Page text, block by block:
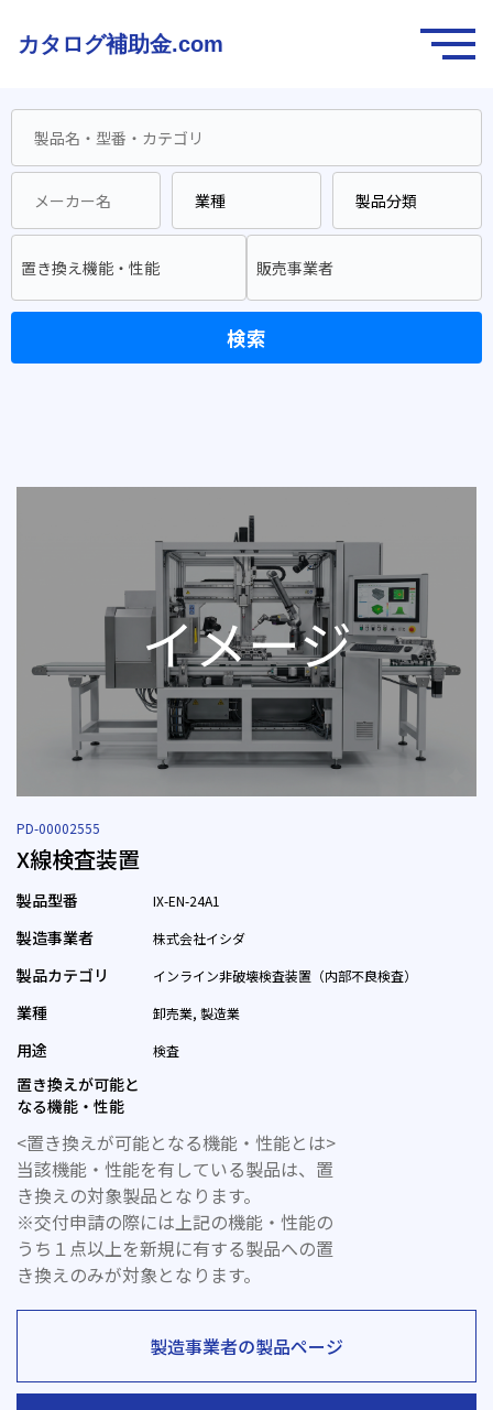
カタログ補助金.com
置き換え機能・性能 販売事業者
検索
PD-00002555
X線検査装置
製品型番 IX-EN-24A1
製造事業者 株式会社イシダ
製品カテゴリ インライン非破壊検査装置（内部不良検査）
業種 卸売業, 製造業
用途 検査
置き換えが可能と
なる機能・性能
<置き換えが可能となる機能・性能とは>
当該機能・性能を有している製品は、置
き換えの対象製品となります。
※交付申請の際には上記の機能・性能の
うち１点以上を新規に有する製品への置
き換えのみが対象となります。
製造事業者の製品ページ